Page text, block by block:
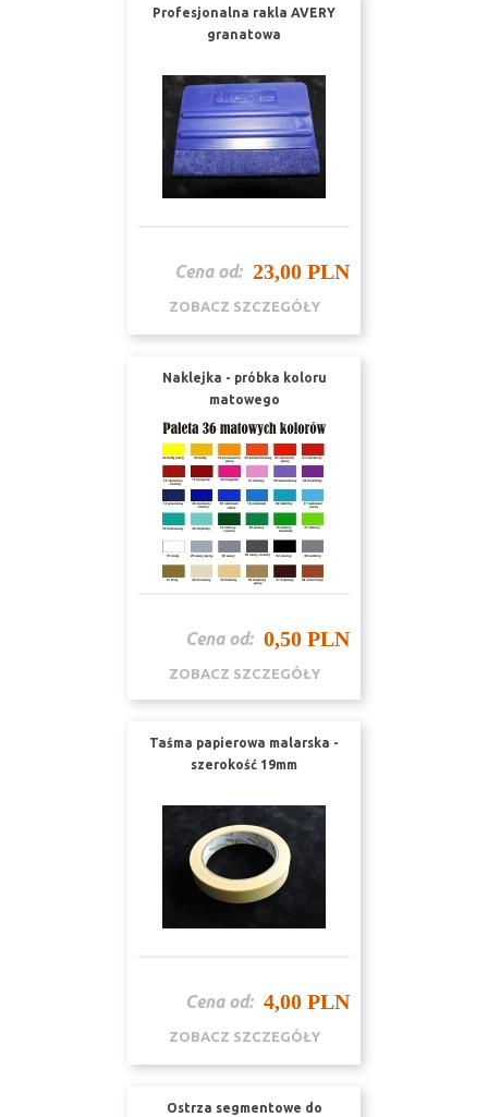
Profesjonalna rakla AVERY
granatowa
Cena od: 23,00 PLN
ZOBACZ SZCZEGÓŁY
Naklejka - próbka koloru
matowego
Cena od: 0,50 PLN
ZOBACZ SZCZEGÓŁY
Taśma papierowa malarska -
szerokość 19mm
Cena od: 4,00 PLN
ZOBACZ SZCZEGÓŁY
Ostrza segmentowe do